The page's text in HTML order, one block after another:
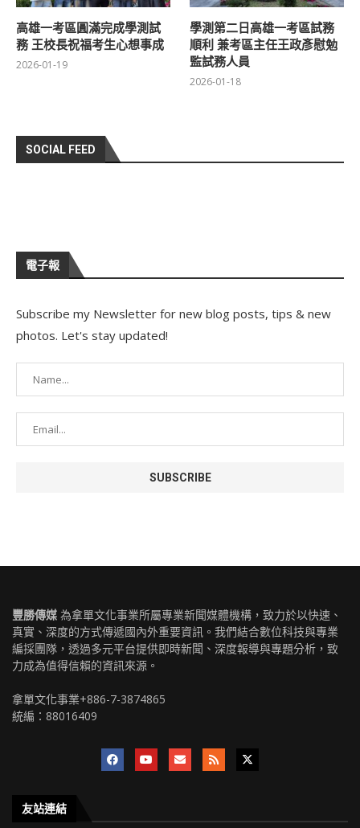
高雄一考區圓滿完成學測試
務 王校長祝福考生心想事成
2026-01-19
學測第二日高雄一考區試務
順利 兼考區主任王政彥慰勉
監試務人員
2026-01-18
SOCIAL FEED
電子報
Subscribe my Newsletter for new blog posts, tips & new
photos. Let's stay updated!
豐勝傳媒 為拿單文化事業所屬專業新聞媒體機構，致力於以快速、
真實、深度的方式傳遞國內外重要資訊。我們結合數位科技與專業
編採團隊，透過多元平台提供即時新聞、深度報導與專題分析，致
力成為值得信賴的資訊來源。
拿單文化事業+886-7-3874865
統編：88016409
友站連結